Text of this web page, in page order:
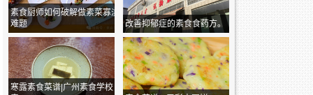
素食厨师如何破解做素菜寡淡
难题
改善抑郁症的素食食药方。
寒露素食菜谱|广州素食学校